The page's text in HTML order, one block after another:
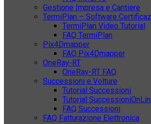
Gestione Impresa e Cantiere
TermiPlan – Software
TermiPlan Video Tutorial
FAQ TermiPlan
Pix4Dmapper
FAQ Pix4Dmapper
OneRay-RT
OneRay-RT FAQ
Successioni e Volture
Tutorial Successioni
Tutorial
FAQ Successioni
FAQ Fatturazione Elettronica